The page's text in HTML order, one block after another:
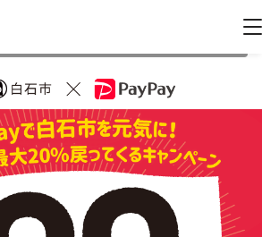
時点のものになります。